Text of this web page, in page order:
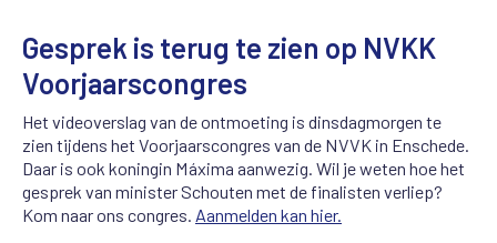
Gesprek is terug te zien op NVKK
Voorjaarscongres
Het videoverslag van de ontmoeting is dinsdagmorgen te
zien tijdens het Voorjaarscongres van de NVVK in Enschede.
Daar is ook koningin Máxima aanwezig. Wil je weten hoe het
gesprek van minister Schouten met de finalisten verliep?
Kom naar ons congres. Aanmelden kan hier.